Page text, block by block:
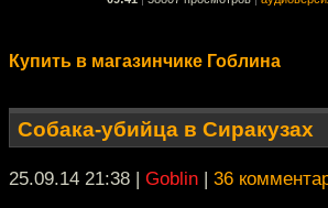
Купить в магазинчике Гоблина
Собака-убийца в Сиракузах
25.09.14 21:38 | Goblin | 36